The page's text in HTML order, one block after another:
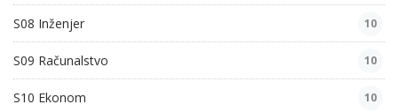
S08 Inženjer 10
S09 Računalstvo 10
S10 Ekonom 10